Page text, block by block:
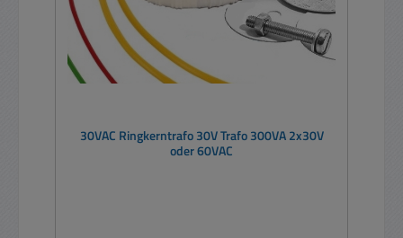
30VAC Ringkerntrafo 30V Trafo 300VA 2x30V
oder 60VAC